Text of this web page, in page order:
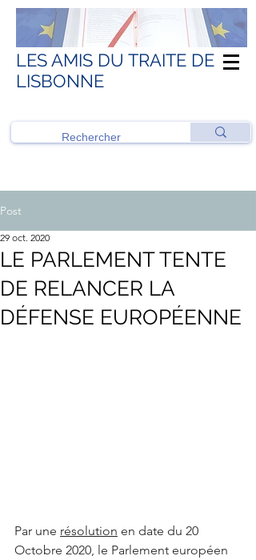
LES AMIS DU TRAITE DE
LISBONNE
Post
LE PARLEMENT TENTE
DE RELANCER LA
DÉFENSE EUROPÉENNE
29 oct. 2020
Par une résolution en date du 20
Octobre 2020, le Parlement européen